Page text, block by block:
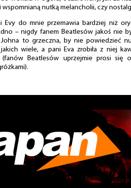
wspomnianą nutką melancholii, czy
do mnie przemawia bardziej niż
– nigdy fanem Beatlesów jakoś nie
to grzeczna, by nie powiedzieć
wiele, a pani Eva zrobiła z niej
(fanów Beatlesów uprzejmie prosi się